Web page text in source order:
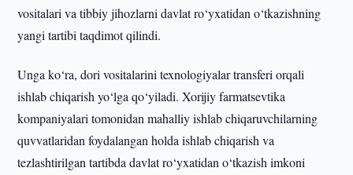
vositalari va tibbiy jihozlarni davlat ro‘yxatidan o‘tkazishning
yangi tartibi taqdimot qilindi.
Unga ko‘ra, dori vositalarini texnologiyalar transferi orqali
ishlab chiqarish yo‘lga qo‘yiladi. Xorijiy farmatsevtika
kompaniyalari tomonidan mahalliy ishlab chiqaruvchilarning
quvvatlaridan foydalangan holda ishlab chiqarish va
tezlashtirilgan tartibda davlat ro‘yxatidan o‘tkazish imkoni